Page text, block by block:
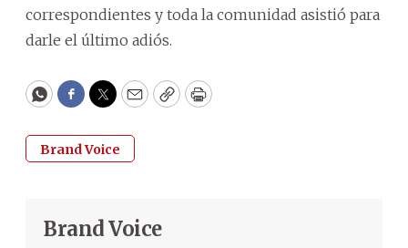
correspondientes y toda la comunidad asistió para
darle el último adiós.
WhatsApp
Facebook
Twitter
EmailCopyPrint
Brand Voice
Brand Voice